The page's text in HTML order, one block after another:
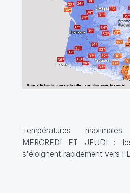
Températures
MERCREDI ET JEUDI :
s'éloignent rapidement vers